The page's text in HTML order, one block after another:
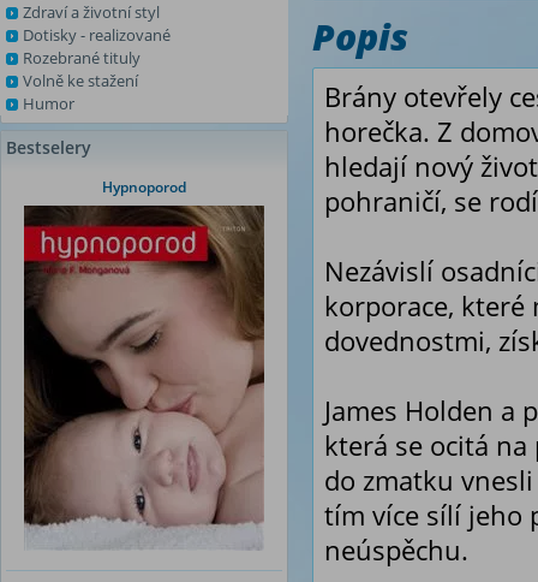
Zdraví a životní styl
Dotisky - realizované
Rozebrané tituly
Volně ke stažení
Humor
Bestselery
Hypnoporod
Popis
Brány otevřely
horečka. Z
hledají nový
pohraničí, se
Nezávislí
korporace,
dovednostmi,
James Holden a
která se ocitá
do zmatku
tím více sílí jeho
neúspěchu.